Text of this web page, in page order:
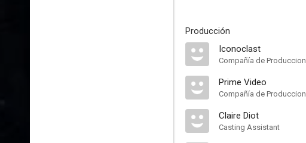
Producción
Iconoclast
Compañía de Produccion
Prime Video
Compañía de Produccion
Claire Diot
Casting Assistant